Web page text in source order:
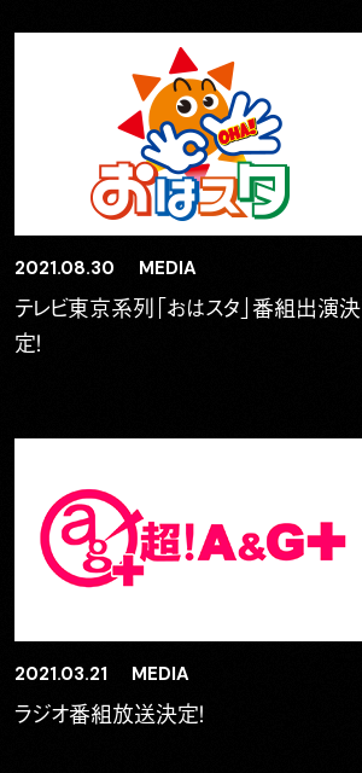
2021.08.30 MEDIA
テレビ東京系列「おはスタ」番組出演決
定！
2021.03.21 MEDIA
ラジオ番組放送決定！